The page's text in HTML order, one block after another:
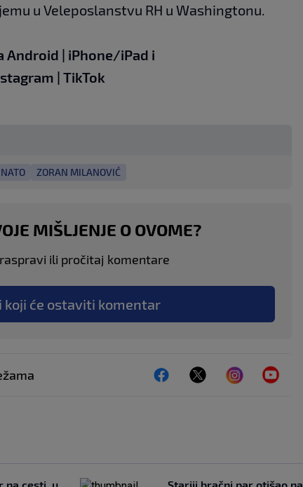
u Veleposlanstvu RH u Washingtonu.
Android | iPhone/iPad i
| TikTok
NATO ZORAN MILANOVIĆ
MIŠLJENJE O OVOME?
ili pročitaj komentare
koji će ostaviti komentar